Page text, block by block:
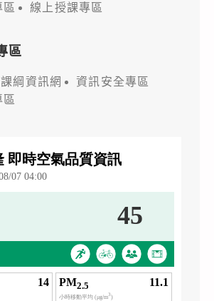
線上授課專區
區
綱資訊網
資訊安全專區